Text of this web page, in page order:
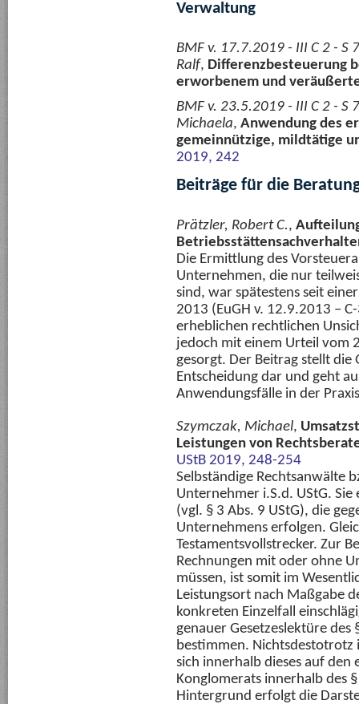
Verwaltung
BMF v. 17.7.2019 - III C 2 -
Ralf, Differenzbesteuerung
erworbenem und
BMF v. 23.5.2019 - III C 2 -
Michaela, Anwendung des
gemeinnützige, mildtätige
2019, 242
Beiträge für die
Prätzler, Robert C.,
Die Ermittlung des
Unternehmen, die nur
sind, war spätestens seit
2013 (EuGH v. 12.9.2013 –
erheblichen rechtlichen
jedoch mit einem Urteil vom
gesorgt. Der Beitrag stellt
Entscheidung dar und geht
Anwendungsfälle in der
Szymczak, Michael,
Leistungen von
UStB 2019, 248-254
Selbständige Rechtsanwälte
Unternehmer i.S.d. UStG.
(vgl. § 3 Abs. 9 UStG), die
Unternehmens erfolgen.
Testamentsvollstrecker. Zur
Rechnungen mit oder ohne
müssen, ist somit im
Leistungsort nach Maßgabe
konkreten Einzelfall
genauer Gesetzeslektüre des
bestimmen. Nichtsdestotrotz
sich innerhalb dieses auf den
Konglomerats innerhalb des
Hintergrund erfolgt die